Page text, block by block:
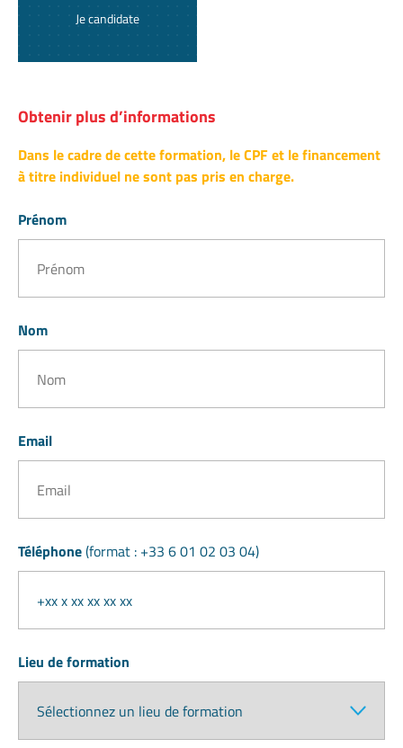
Je candidate
Obtenir plus d’informations
Dans le cadre de cette formation, le CPF et le financement
à titre individuel ne sont pas pris en charge.
Prénom
Nom
Email
Téléphone(format : +33 6 01 02 03 04)
Lieu de formation